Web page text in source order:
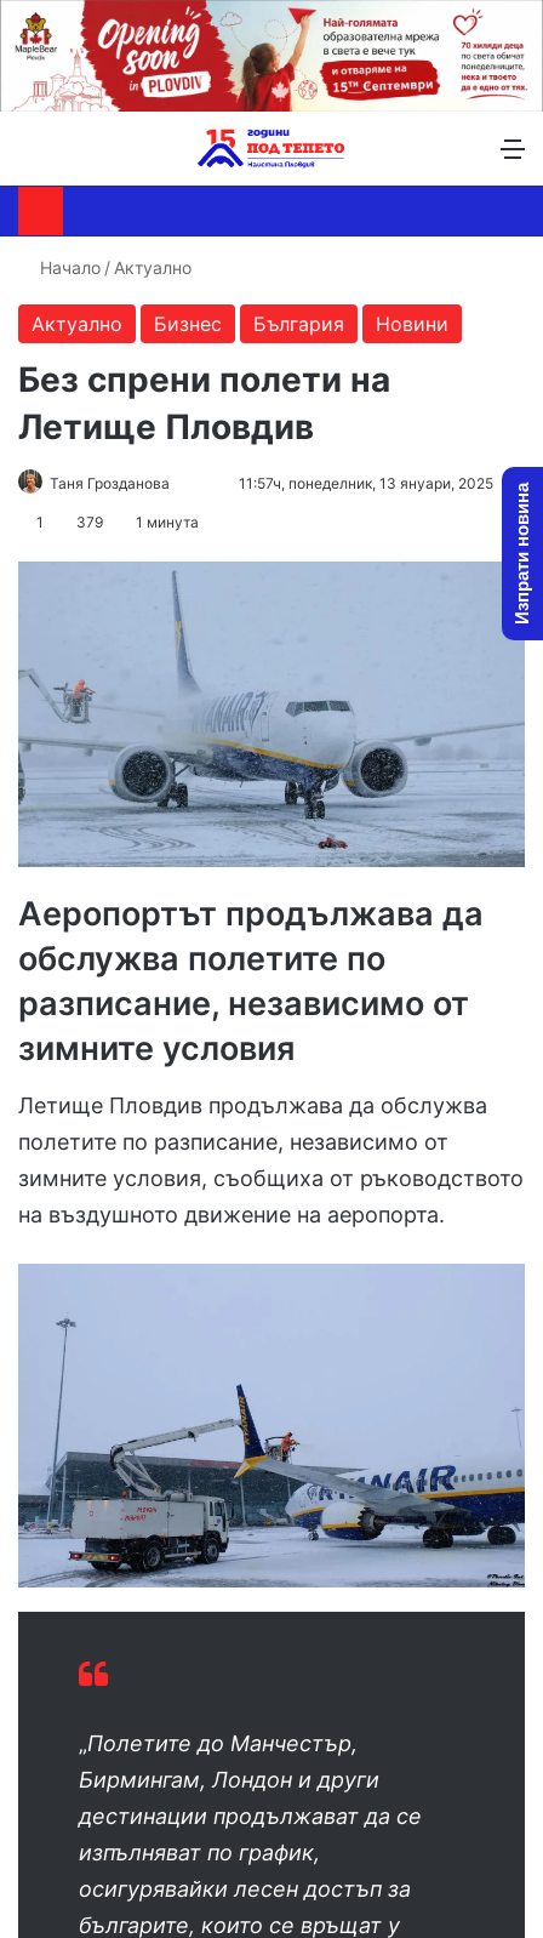
Начало / Актуално
Актуално Бизнес България Новини
Без спрени полети на
Летище Пловдив
Таня Грозданова
Send11:57ч, понеделник, 13 януари, 2025
1 379 1 минута
Аеропортът продължава да
обслужва полетите по
разписание, независимо от
зимните условия
Летище Пловдив продължава да обслужва
полетите по разписание, независимо от
зимните условия, съобщиха от ръководството
на въздушното движение на аеропорта.
„Полетите до Манчестър,
Бирмингам, Лондон и други
дестинации продължават да се
изпълняват по график,
осигурявайки лесен достъп за
българите, които се връщат у
Изпрати новина